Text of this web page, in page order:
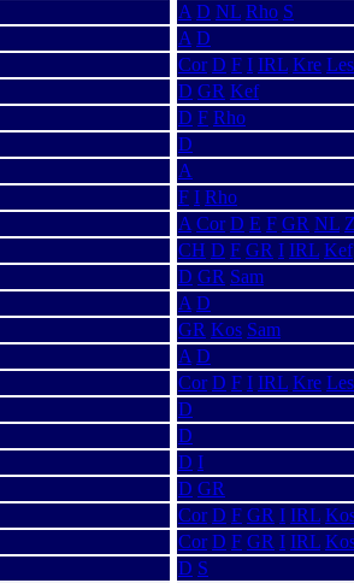
A D NL Rho S
A D
Cor D F I IRL Kre Les
D GR Kef
D F Rho
D
A
F I Rho
A Cor D E F GR NL
CH D F GR I IRL Kef
D GR Sam
A D
GR Kos Sam
A D
Cor D F I IRL Kre Les
D
D
D I
D GR
Cor D F GR I IRL
Cor D F GR I IRL
D S